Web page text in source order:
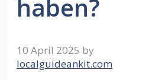
haben?
10 April 2025 by
localguideankit.com